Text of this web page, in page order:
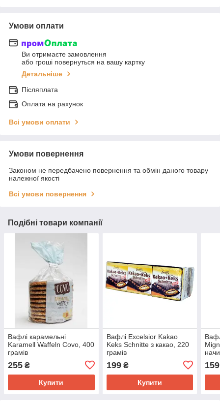
Умови оплати
Ви отримаєте замовлення
або гроші повернуться на вашу картку
Детальніше
Післяплата
Оплата на рахунок
Всі умови оплати
Умови повернення
Законом не передбачено повернення та обмін даного товару
належної якості
Всі умови повернення
Подібні товари компанії
Вафлі карамельні
Karamell Waffeln Covo, 400
грамів
255 ₴
Купити
Вафлі Excelsior Kakao
Keks Schnitte з какао, 220
грамів
199₴
Купити
159